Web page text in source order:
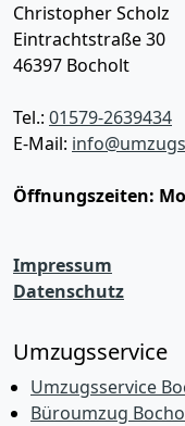
Christopher Scholz
Eintrachtstraße 30
46397 Bocholt
Tel.: 01579-2639434
E-Mail:
Öffnungszeiten:
Impressum
Datenschutz
Umzugsservice
Umzugsservice
Büroumzug